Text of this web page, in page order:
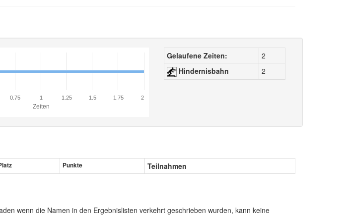
Zeiten
0.75 1 1.25 1.5 1.75 2
Gelaufene Zeiten:
2
Hindernisbahn
2
Punkte Teilnahmen
wenn die Namen in den Ergebnislisten verkehrt geschrieben wurden, kann keine